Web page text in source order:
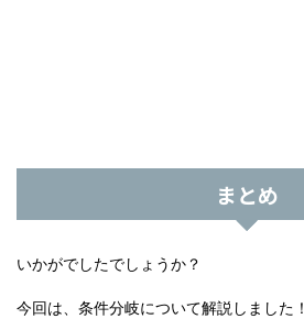
まとめ
いかがでしたでしょうか？
今回は、条件分岐について解説しました！